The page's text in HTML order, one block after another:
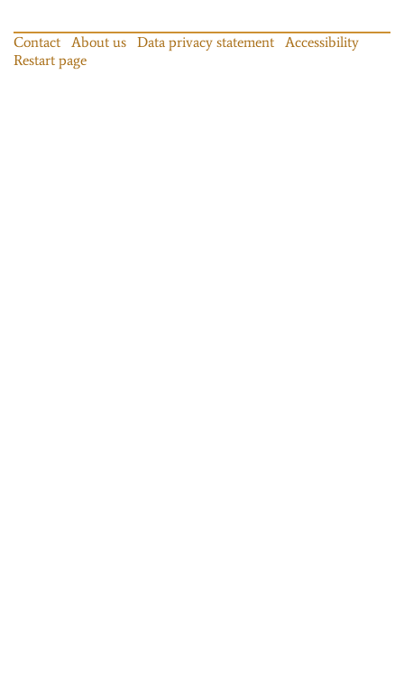
Contact About us Data privacy statement
Accessibility
Restart page